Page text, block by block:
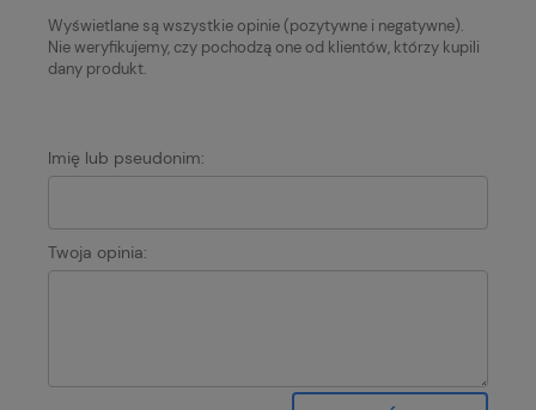
Wyświetlane są wszystkie opinie (pozytywne i negatywne).
Nie weryfikujemy, czy pochodzą one od klientów, którzy kupili
dany produkt.
Imię lub pseudonim:
Twoja opinia: